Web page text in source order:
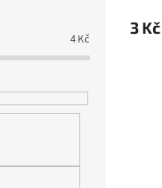
4Kč
3 Kč